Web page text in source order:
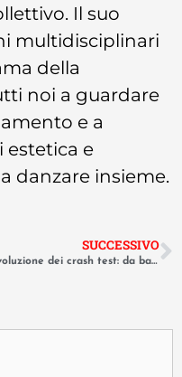
Il suo
multidisciplinari
della
noi a guardare
e a
estetica e
danzare insieme.
SUCCESSIVO
L’evoluzione dei crash test: da barriere rigide alla simulazione AI